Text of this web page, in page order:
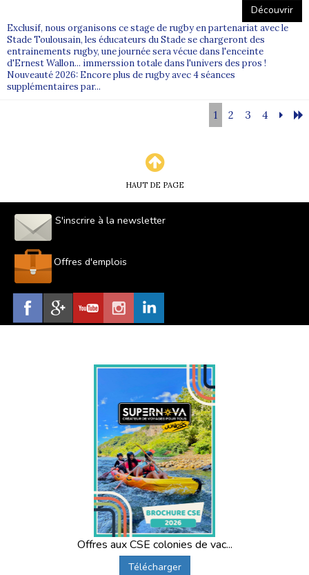
Découvrir
Exclusif, nous organisons ce stage de rugby en partenariat avec le
Stade Toulousain, les éducateurs du Stade se chargeront des
entrainements rugby, une journée sera vécue dans l'enceinte
d'Ernest Wallon... immerssion totale dans l'univers des pros !
Nouveauté 2026: Encore plus de rugby avec 4 séances
supplémentaires par...
1 2 3 4
HAUT DE PAGE
S'inscrire à la newsletter
Offres d'emplois
Offres aux CSE colonies de vac...
Télécharger